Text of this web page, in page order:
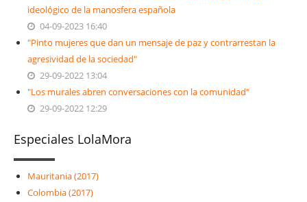
ideológico de la manosfera española
04-09-2023 16:40
"Pinto mujeres que dan un mensaje de paz y contrarrestan la
agresividad de la sociedad"
29-09-2022 13:04
"Los murales abren conversaciones con la comunidad"
29-09-2022 12:29
Especiales LolaMora
Mauritania (2017)
Colombia (2017)